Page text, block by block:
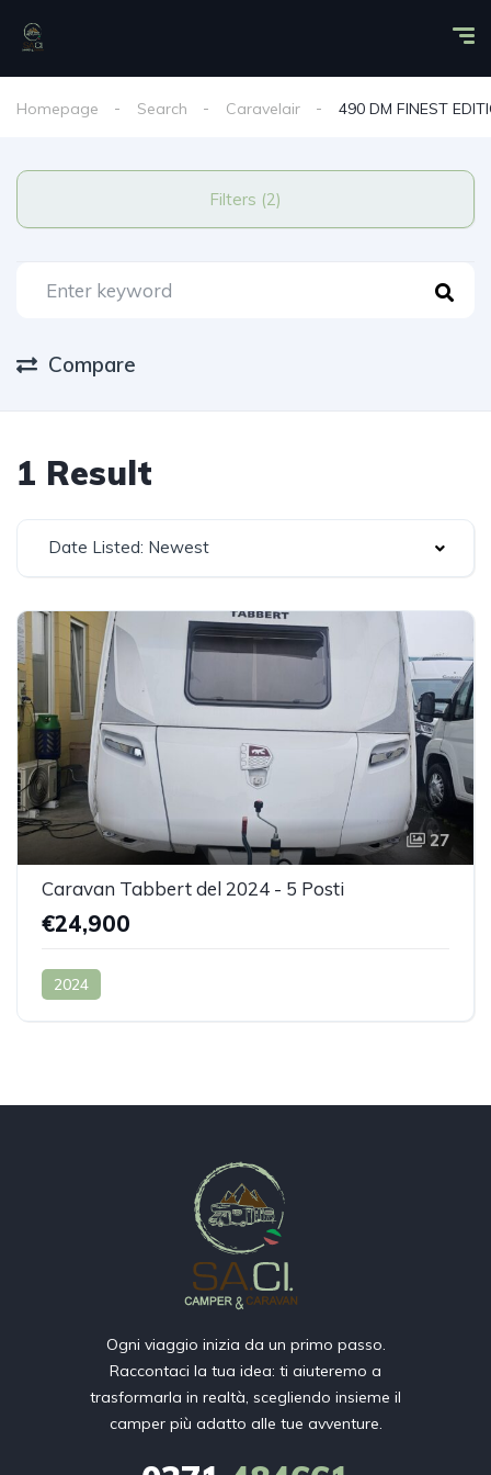
Homepage Search Caravelair 490 DM FINEST
Filters (2)
Compare
1 Result
Date Listed: Newest
27
Caravan Tabbert del 2024 - 5 Posti
€24,900
2024
Ogni viaggio inizia da un primo passo.
Raccontaci la tua idea: ti aiuteremo a
trasformarla in realtà, scegliendo insieme il
camper più adatto alle tue avventure.